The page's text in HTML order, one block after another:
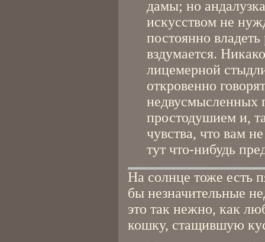
дамы; но
искусством не
постоянно
вздумается.
лицемерной
откровенно
недвусмысленных
простодушием и,
чувства, что вам
тут что-нибудь
На солнце тоже есть
бы незначительные
это так нежно, как
кошку, стащившую